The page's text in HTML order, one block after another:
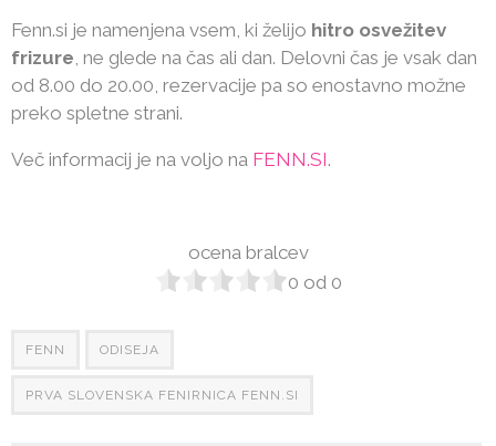
Fenn.si je namenjena vsem, ki želijo hitro osvežitev
frizure, ne glede na čas ali dan. Delovni čas je vsak dan
od 8.00 do 20.00, rezervacije pa so enostavno možne
preko spletne strani.
Več informacij je na voljo na FENN.SI.
ocena bralcev
0 od 0
FENN ODISEJA
PRVA SLOVENSKA FENIRNICA FENN.SI